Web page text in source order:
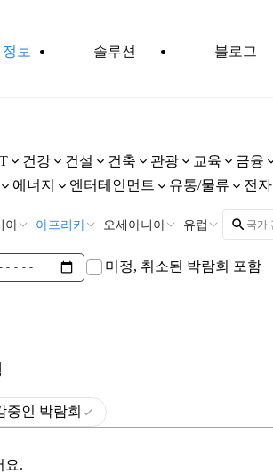
보 솔루션 블로그
건강 건설 건축 관광 교육 금융
에너지 엔터테인먼트 유통/물류 전자
아 아프리카 오세아니아 유럽
미정, 취소된 박람회 포함
중인 박람회
요.